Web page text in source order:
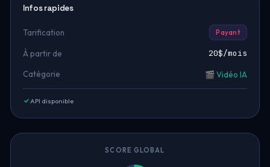
Infos rapides
Tarification Payant
À partir de 20$/mois
Catégorie 🎬 Vidéo IA
API disponible
SCORE GLOBAL